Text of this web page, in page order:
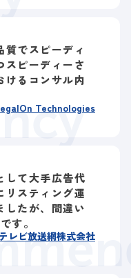
質でスピーディ
スピーディーさ
けるコンサル内
Technologies
して大手広告代
リスティング運
したが、間違い
す。
レビ放送網株式会社